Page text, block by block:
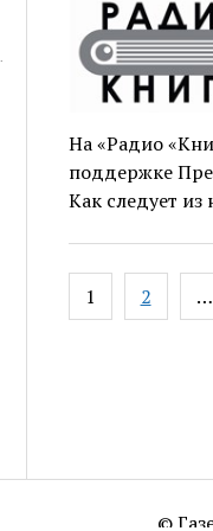
На «Радио
поддержке
Как следует из
Навигация
по
1 2 …
©